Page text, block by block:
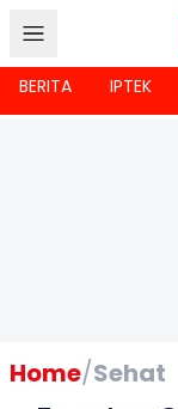
BERITA IPTEK
Home/Sehat